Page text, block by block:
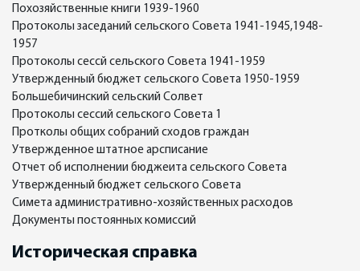
Похозяйственные книги 1939-1960
Протоколы заседаний сельского Совета 1941-1945,1948-
1957
Протоколы сессй сельского Совета 1941-1959
Утвержденный бюджет сельского Совета 1950-1959
Большебичинский сельский Солвет
Протоколы сессий сельского Совета 1
Протколы общих собраний сходов граждан
Утвержденное штатное арсписание
Отчет об исполнении бюджеита сельского Совета
Утвержденный бюджет сельского Совета
Симета административно-хозяйственных расходов
Документы постоянных комиссий
Историческая справка